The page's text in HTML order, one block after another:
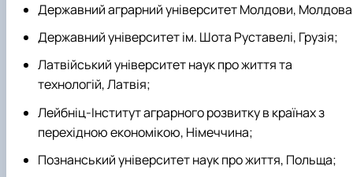
Державний аграрний університет Молдови,
Державний університет ім. Шота Руставелі, Грузія;
Латвійський університет наук про життя та
технологій, Латвія;
Лейбніц-Інститут аграрного розвитку в країнах з
перехідною економікою, Німеччина;
Познанський університет наук про життя, Польща;